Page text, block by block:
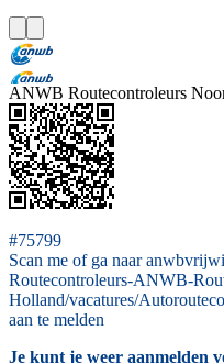
ANWB Routecontroleurs
#75799
Scan me of ga naar
Routecontroleurs-ANWB-
Holland/vacatures/
aan te melden
Je kunt je weer aanmelden